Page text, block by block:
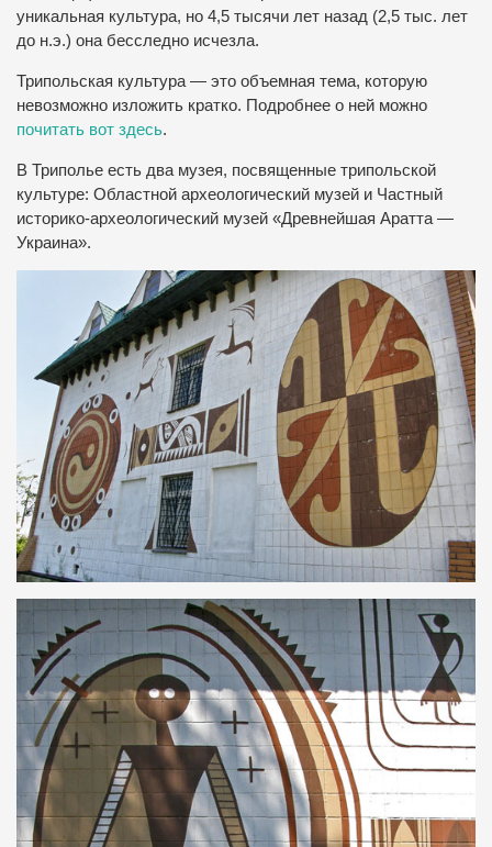
уникальная культура, но 4,5 тысячи лет назад (2,5 тыс. лет
до н.э.) она бесследно исчезла.
Трипольская культура — это объемная тема, которую
невозможно изложить кратко. Подробнее о ней можно
почитать вот здесь.
В Триполье есть два музея, посвященные трипольской
культуре: Областной археологический музей и Частный
историко-археологический музей «Древнейшая Аратта —
Украина».